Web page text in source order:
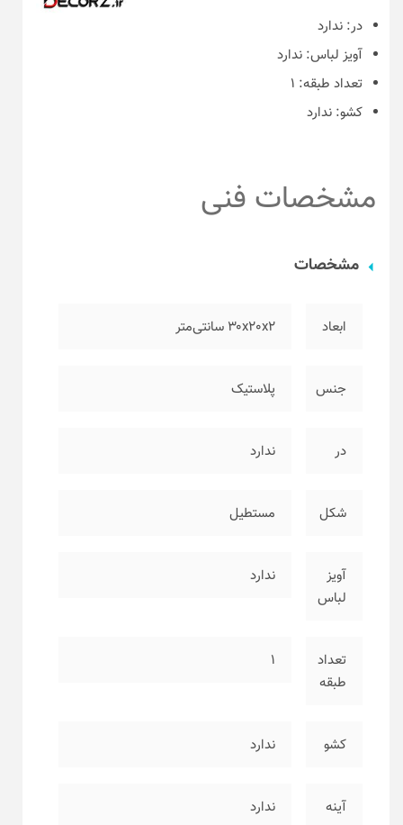
در: ندارد
آویز لباس: ندارد
تعداد طبقه: ۱
کشو: ندارد
مشخصات فنی
مشخصات
ابعاد ۳۰x20x2 سانتی‌متر
جنس پلاستیک
در ندارد
شکل مستطیل
آویز
لباس
ندارد
تعداد
طبقه
۱
کشو ندارد
آینه ندارد